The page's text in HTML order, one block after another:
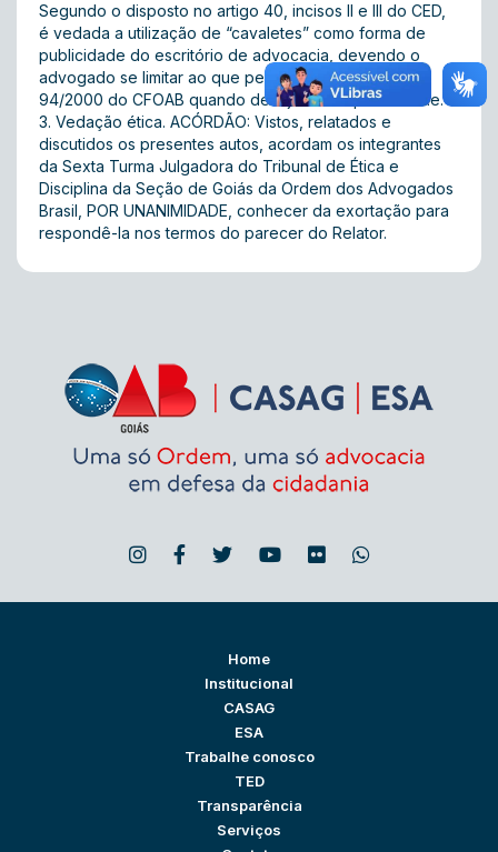
Segundo o disposto no artigo 40, incisos II e III do CED,
é vedada a utilização de “cavaletes” como forma de
publicidade do escritório de advocacia, devendo o
advogado se limitar ao que permite o Provimento nº
94/2000 do CFOAB quando desejar fazer publicidade.
3. Vedação ética. ACÓRDÃO: Vistos, relatados e
discutidos os presentes autos, acordam os integrantes
da Sexta Turma Julgadora do Tribunal de Ética e
Disciplina da Seção de Goiás da Ordem dos Advogados
Brasil, POR UNANIMIDADE, conhecer da exortação para
respondê-la nos termos do parecer do Relator.
Home
Institucional
CASAG
ESA
Trabalhe conosco
TED
Transparência
Serviços